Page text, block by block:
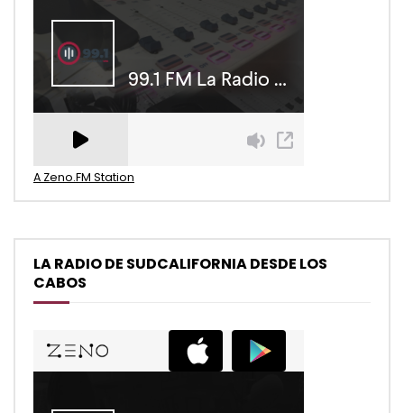
A Zeno.FM Station
LA RADIO DE SUDCALIFORNIA DESDE LOS
CABOS